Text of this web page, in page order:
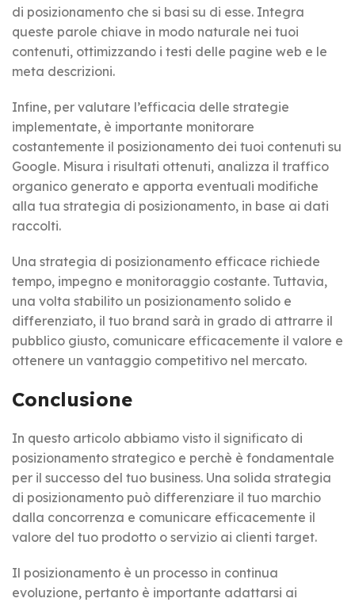
di posizionamento che si basi su di esse. Integra
queste parole chiave in modo naturale nei tuoi
contenuti, ottimizzando i testi delle pagine web e le
meta descrizioni.
Infine, per valutare l’efficacia delle strategie
implementate, è importante monitorare
costantemente il posizionamento dei tuoi contenuti su
Google. Misura i risultati ottenuti, analizza il traffico
organico generato e apporta eventuali modifiche
alla tua strategia di posizionamento, in base ai dati
raccolti.
Una strategia di posizionamento efficace richiede
tempo, impegno e monitoraggio costante. Tuttavia,
una volta stabilito un posizionamento solido e
differenziato, il tuo brand sarà in grado di attrarre il
pubblico giusto, comunicare efficacemente il valore e
ottenere un vantaggio competitivo nel mercato.
Conclusione
In questo articolo abbiamo visto il significato di
posizionamento strategico e perchè è fondamentale
per il successo del tuo business. Una solida strategia
di posizionamento può differenziare il tuo marchio
dalla concorrenza e comunicare efficacemente il
valore del tuo prodotto o servizio ai clienti target.
Il posizionamento è un processo in continua
evoluzione, pertanto è importante adattarsi ai